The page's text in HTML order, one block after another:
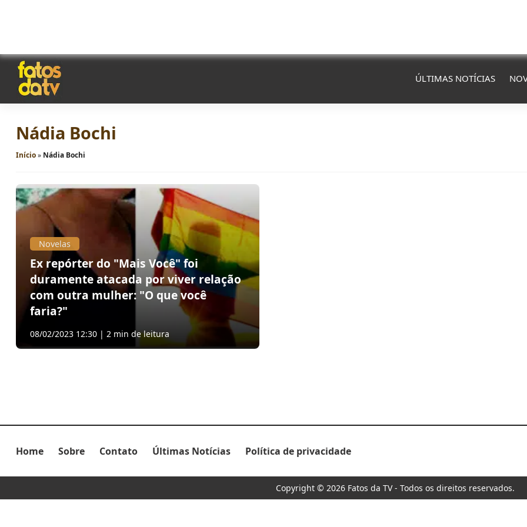
ÚLTIMAS NOTÍCIAS
Nádia Bochi
Início» Nádia Bochi
Novelas
Ex repórter do "Mais Você" foi
duramente atacada por viver relação
com outra mulher: "O que você
faria?"
08/02/2023 12:30 | 2 min de leitura
Home Sobre Contato Últimas Notícias Política de privacidade
Copyright © 2026 Fatos da TV - Todos os direitos reservados.